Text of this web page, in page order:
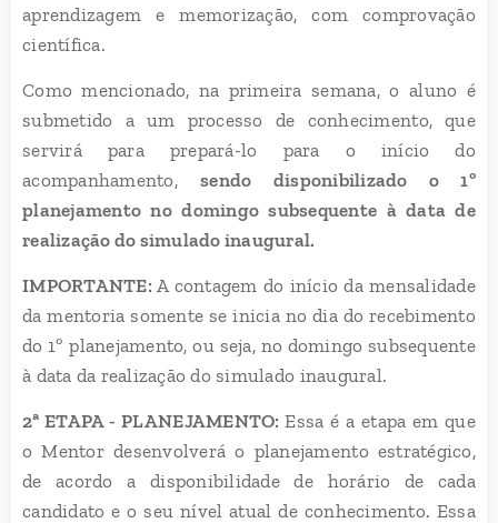
aprendizagem e memorização, com comprovação
científica.
Como mencionado, na primeira semana, o aluno é
submetido a um processo de conhecimento, que
servirá para prepará-lo para o início do
acompanhamento,sendo disponibilizado o 1º
planejamento no domingo subsequente à data de
realização do simulado inaugural.
IMPORTANTE: A contagem do início da mensalidade
da mentoria somente se inicia no dia do recebimento
do 1º planejamento, ou seja, no domingo subsequente
à data da realização do simulado inaugural.
2ª ETAPA - PLANEJAMENTO:Essa é a etapa em que
o Mentor desenvolverá o planejamento estratégico,
de acordo a disponibilidade de horário de cada
candidato e o seu nível atual de conhecimento. Essa